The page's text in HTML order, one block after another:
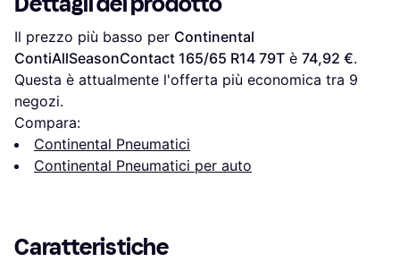
Il prezzo più basso per Continental
ContiAllSeasonContact 165/65 R14 79T è 74,92 €.
Questa è attualmente l'offerta più economica tra 9
negozi.
Compara:
Continental Pneumatici
Continental Pneumatici per auto
Caratteristiche